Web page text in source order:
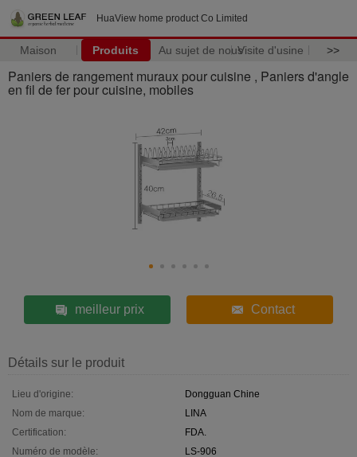
HuaView home product Co Limited
Maison Produits Au sujet de nousVisite d'usine >>
Paniers de rangement muraux pour cuisine , Paniers d'angle
en fil de fer pour cuisine, mobiles
meilleur prix Contact
Détails sur le produit
Lieu d'origine:
Dongguan Chine
Nom de marque:
LINA
Certification:
FDA.
Numéro de modèle:
LS-906